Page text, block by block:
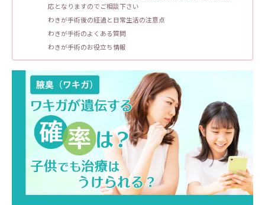
応となりますのでご相談下さい
わきが手術後の経過と日常生活の注意点
わきが手術のよくある質問
わきが手術のお役立ち情報